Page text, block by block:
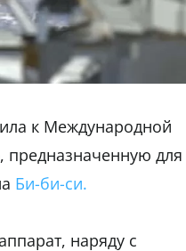
к Международной
предназначенную для
Би-би-си.
наряду с